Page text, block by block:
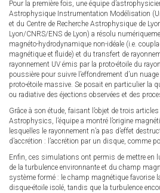
Pour la première fois, une équipe
Astrophysique Instrumentation Modélisation
et du Centre de Recherche Astrophysique de
Lyon/CNRS/ENS de Lyon) a résolu
magnéto-hydrodynamique non-idéale (i.e.
magnétique et fluide) et du transfert de
rayonnement UV émis par la proto-étoile du
poussière pour suivre l’effondrement d’un
proto-étoile massive. Se posait en particulier la
ou radiative des éjections observées et des
Grâce à son étude, faisant l’objet de trois
Astrophysics, l’équipe a montré l’origine
lesquelles le rayonnement n’a pas d’effet
d’accrétion : l’accrétion par un disque, comme
Enfin, ces simulations ont permis de mettre en
de la turbulence environnante et du champ
système formé : le champ magnétique favorise
disque-étoile isolé, tandis que la turbulence